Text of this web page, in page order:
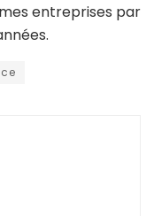
entreprises par